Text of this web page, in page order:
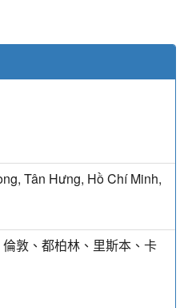
Tân Hưng, Hồ Chí Minh,
敦、都柏林、里斯本、卡